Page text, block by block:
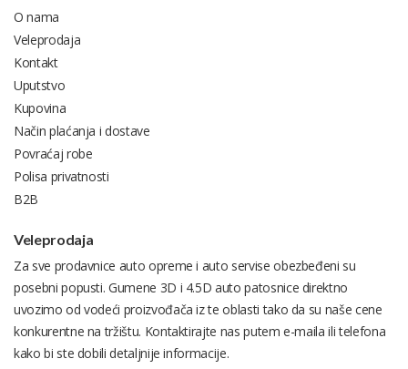
O nama
Veleprodaja
Kontakt
Uputstvo
Kupovina
Način plaćanja i dostave
Povraćaj robe
Polisa privatnosti
B2B
Veleprodaja
Za sve prodavnice auto opreme i auto servise obezbeđeni su
posebni popusti. Gumene 3D i 4.5D auto patosnice direktno
uvozimo od vodeći proizvođača iz te oblasti tako da su naše cene
konkurentne na tržištu. Kontaktirajte nas putem e-maila ili telefona
kako bi ste dobili detaljnije informacije.